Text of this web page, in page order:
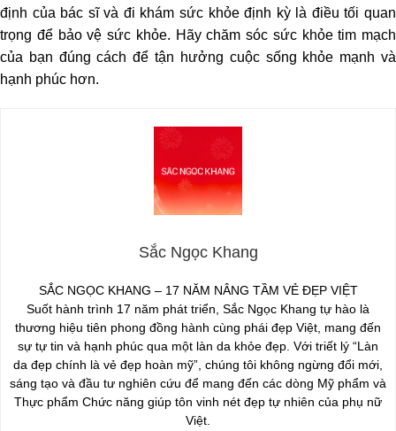
định của bác sĩ và đi khám sức khỏe định kỳ là điều tối quan
trọng để bảo vệ sức khỏe. Hãy chăm sóc sức khỏe tim mạch
của bạn đúng cách để tận hưởng cuộc sống khỏe mạnh và
hạnh phúc hơn.
Sắc Ngọc Khang
SẮC NGỌC KHANG – 17 NĂM NÂNG TẦM VẺ ĐẸP VIỆT
Suốt hành trình 17 năm phát triển, Sắc Ngọc Khang tự hào là
thương hiệu tiên phong đồng hành cùng phái đẹp Việt, mang đến
sự tự tin và hạnh phúc qua một làn da khỏe đẹp. Với triết lý “Làn
da đẹp chính là vẻ đẹp hoàn mỹ”, chúng tôi không ngừng đổi mới,
sáng tạo và đầu tư nghiên cứu để mang đến các dòng Mỹ phẩm và
Thực phẩm Chức năng giúp tôn vinh nét đẹp tự nhiên của phụ nữ
Việt.